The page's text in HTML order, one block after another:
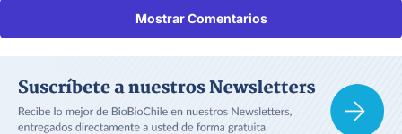
Mostrar Comentarios